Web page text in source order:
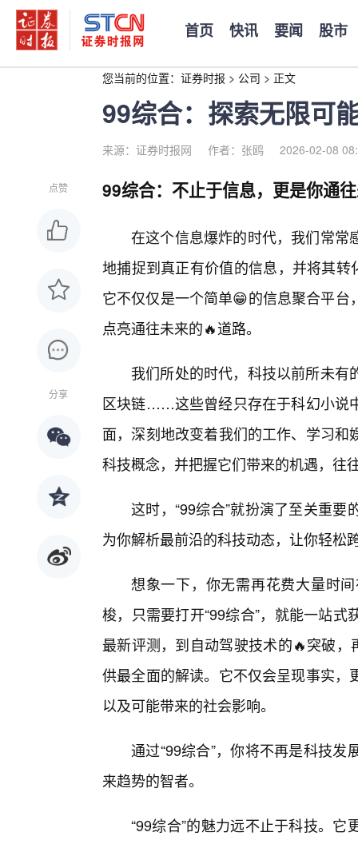
首页 快讯 要闻 股市
您当前的位置： 证券时报 > 公司 > 正文
99综合：探索无限可
来源：证券时报网 作者：张鸥 2026-02-08
点赞
分享
99综合：不止于信息，更是你通
在这个信息爆炸的时代，我们常常
地捕捉到真正有价值的信息，并将其转
它不仅仅是一个简单😁的信息聚合平
点亮通往未来的🔥道路。
我们所处的时代，科技以前所未
区块链……这些曾经只存在于科幻小说
面，深刻地改变着我们的工作、学习
科技概念，并把握它们带来的机遇，往
这时，“99综合”就扮演了至关重
为你解析最前沿的科技动态，让你轻松
想象一下，你无需再花费大量时
梭，只需要打开“99综合”，就能一站
最新评测，到自动驾驶技术的🔥突破，
供最全面的解读。它不仅会呈现事实
以及可能带来的社会影响。
通过“99综合”，你将不再是科技
来趋势的智者。
“99综合”的魅力远不止于科技。